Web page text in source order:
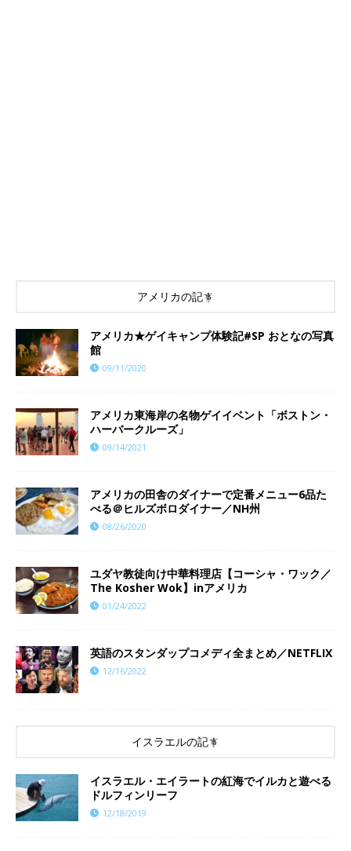
アメリカの記事
アメリカ★ゲイキャンプ体験記#SP おとなの写真
館
09/11/2020
アメリカ東海岸の名物ゲイイベント「ボストン・
ハーバークルーズ」
09/14/2021
アメリカの田舎のダイナーで定番メニュー6品た
べる＠ヒルズボロダイナー／NH州
08/26/2020
ユダヤ教徒向け中華料理店【コーシャ・ワック／
The Kosher Wok】inアメリカ
01/24/2022
英語のスタンダップコメディ全まとめ／NETFLIX
12/16/2022
イスラエルの記事
イスラエル・エイラートの紅海でイルカと遊べる
ドルフィンリーフ
12/18/2019